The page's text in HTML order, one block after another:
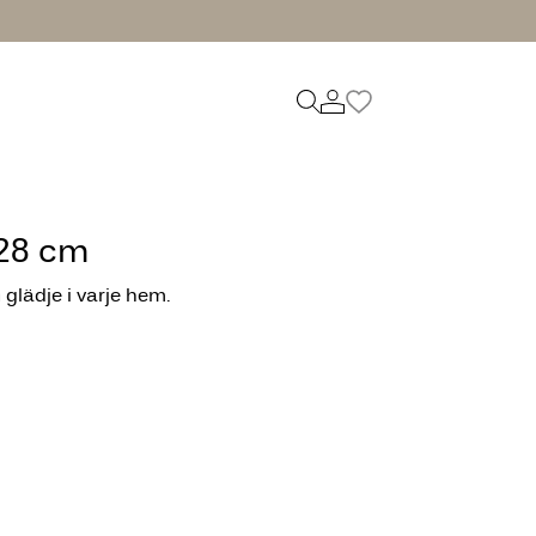
cm
i varje hem.